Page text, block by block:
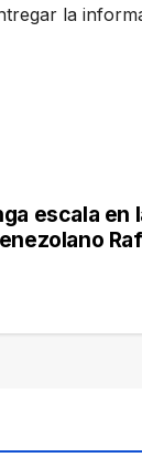
la
escala en